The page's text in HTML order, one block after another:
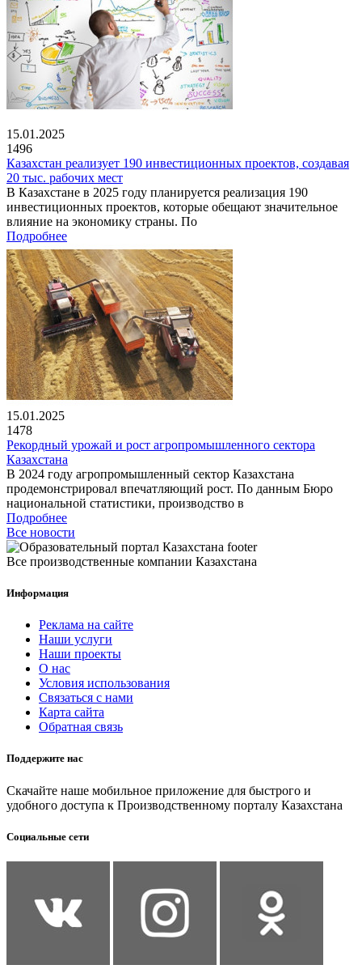
15.01.2025
1496
Казахстан реализует 190 инвестиционных проектов, создавая
20 тыс. рабочих мест
В Казахстане в 2025 году планируется реализация 190
инвестиционных проектов, которые обещают значительное
влияние на экономику страны. По
Подробнее
15.01.2025
1478
Рекордный урожай и рост агропромышленного сектора
Казахстана
В 2024 году агропромышленный сектор Казахстана
продемонстрировал впечатляющий рост. По данным Бюро
национальной статистики, производство в
Подробнее
Все новости
Все производственные компании Казахстана
Информация
Реклама на сайте
Наши услуги
Наши проекты
О нас
Условия использования
Связаться с нами
Карта сайта
Обратная связь
Поддержите нас
Скачайте наше мобильное приложение для быстрого и
удобного доступа к Производственному порталу Казахстана
Социальные сети